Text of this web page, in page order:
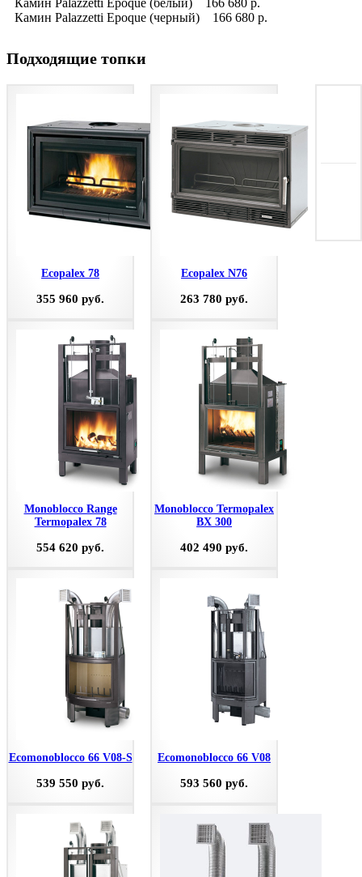
Камин Palazzetti Epoque (черный) 166 680 р.
Подходящие топки
Ecopalex 78
355 960 руб.
Ecopalex N76
263 780 руб.
Monoblocco Range
Termopalex 78
554 620 руб.
Monoblocco Termopalex
BX 300
402 490 руб.
Ecomonoblocco 66 V08-S
539 550 руб.
Ecomonoblocco 66 V08
593 560 руб.